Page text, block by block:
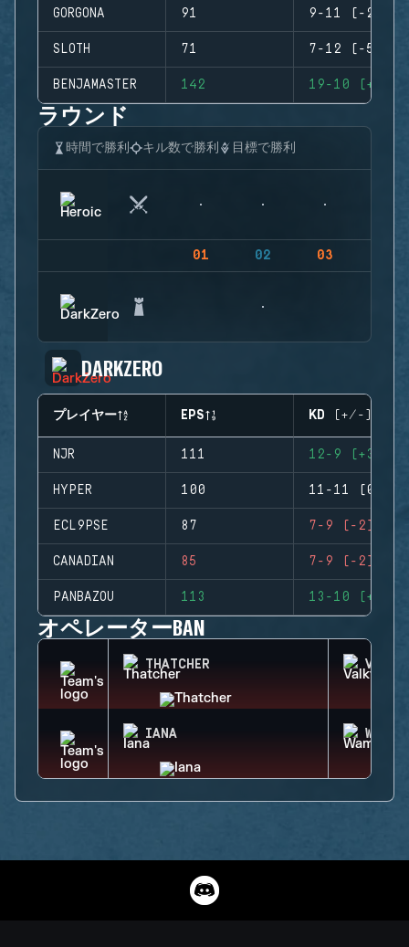
GORGONA 91 9-11 (-2)
SLOTH 71 7-12 (-5)
BENJAMASTER 142 19-10 (+9)
ラウンド
時間で勝利 キル数で勝利 目標で勝利
01 02 03
DARKZERO
プレイヤー EPS KD (+/-)
NJR 111 12-9 (+3)
HYPER 100 11-11 (0)
ECL9PSE 87 7-9 (-2)
CANADIAN 85 7-9 (-2)
PANBAZOU 113 13-10 (+3)
オペレーターBAN
THATCHER
IANA WAMAI